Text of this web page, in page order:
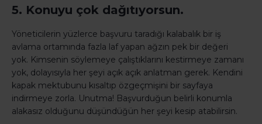
5. Konuyu çok dağıtıyorsun.
Yöneticilerin yüzlerce başvuru taradığı kalabalık bir iş
avlama ortamında fazla laf yapan ağzın pek bir değeri
yok. Kimsenin söylemeye çalıştıklarını kestirmeye zamanı
yok, dolayısıyla her şeyi açık açık anlatman gerek. Kendini
kapak mektubunu kısaltıp özgeçmişini bir sayfaya
indirmeye zorla. Unutma! Başvurduğun belirli konumla
alakasız olduğunu düşündüğün her şeyi kesip atabilirsin.